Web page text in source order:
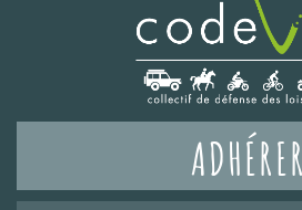
ADHÉRER